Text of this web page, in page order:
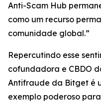
Anti-Scam Hub
como um recurso
comunidade global.”
Repercutindo esse
cofundadora e CBDO
Antifraude da Bitget é
exemplo poderoso